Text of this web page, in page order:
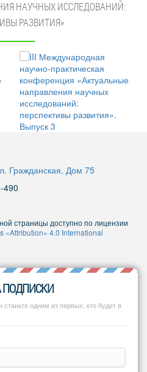
НАУЧНЫХ ИССЛЕДОВАНИЙ:
РАЗВИТИЯ»
Гражданская, Дом 75
490
страницы доступно по лицензии
«Attribution» 4.0 International
одним из первых, кто будет в